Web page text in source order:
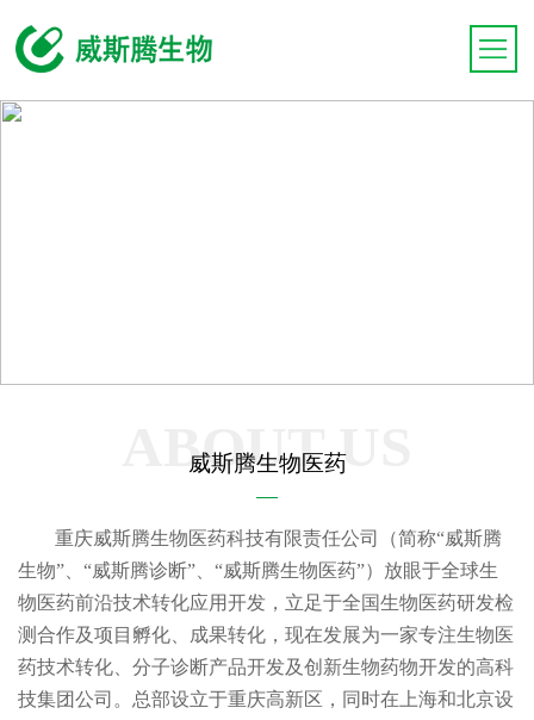
威斯腾生物医药
ABOUT US
重庆威斯腾生物医药科技有限责任公司（简称“威斯腾
生物”、“威斯腾诊断”、“威斯腾生物医药”）放眼于全球生
物医药前沿技术转化应用开发，立足于全国生物医药研发检
测合作及项目孵化、成果转化，现在发展为一家专注生物医
药技术转化、分子诊断产品开发及创新生物药物开发的高科
技集团公司。总部设立于重庆高新区，同时在上海和北京设